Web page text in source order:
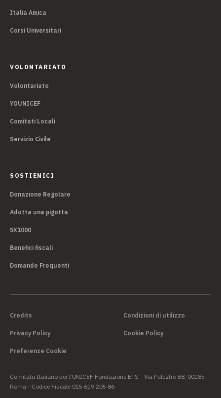
Italia Amica
Corsi Universitari
VOLONTARIATO
Volontariato
YOUNICEF
Comitati Locali
Servizio Civile
SOSTIENICI
Donazione Regolare
Adotta una pigotta
5X1000
Benefici fiscali
Domande Frequenti
Credits Condizioni di utilizzo
Privacy Policy Cookie Policy
Preferenze Cookie
Comitato Italiano per l’UNICEF Fondazione ETS - Via Palestro 68, 00185
Roma - Codice Fiscale 015 619 205 86